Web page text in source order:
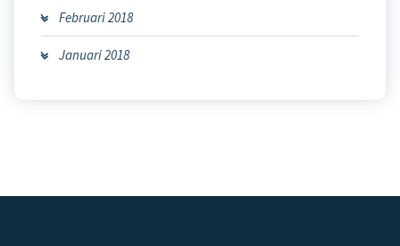
Februari 2018
Januari 2018